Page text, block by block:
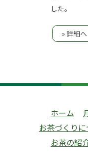
した。
» 詳細へ
ホーム
お茶づくりに
お茶の紹